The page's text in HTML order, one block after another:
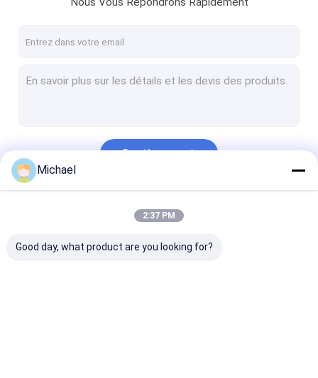
Câble optique extérieur de fibre
Câble optique d'intérieur de fibre
Atténuateur optique de fibre
Corde de correction de tresse
Fermeture optique d'épissure de fibre
Continuer
Michael
2:37 PM
Good day, what product are you looking for?